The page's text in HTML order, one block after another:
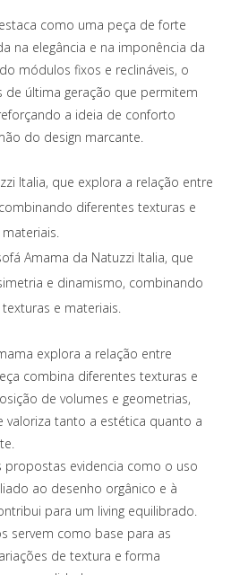
como uma peça de forte
na elegância e na imponência da
módulos fixos e reclináveis, o
de última geração que permitem
a ideia de conforto
do design marcante.
Amama da Natuzzi Italia, que
e dinamismo, combinando
e materiais.
explora a relação entre
combina diferentes texturas e
de volumes e geometrias,
valoriza tanto a estética quanto a
propostas evidencia como o uso
ao desenho orgânico e à
para um living equilibrado.
servem como base para as
de textura e forma